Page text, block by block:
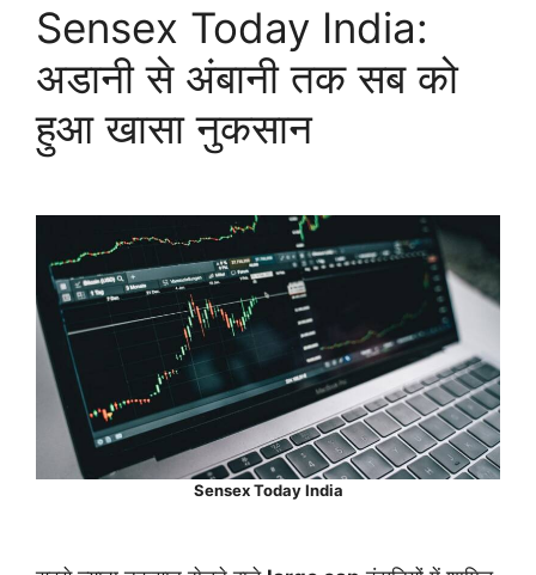
Sensex Today India:
अडानी से अंबानी तक सब को
हुआ खासा नुकसान
Sensex Today India